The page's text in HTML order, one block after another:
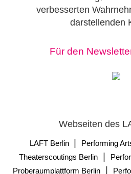
verbesserten
darstellenden
Für den
Webseiten des
LAFT Berlin Performing
Theaterscoutings Berlin|
Proberaumplattform Berlin|